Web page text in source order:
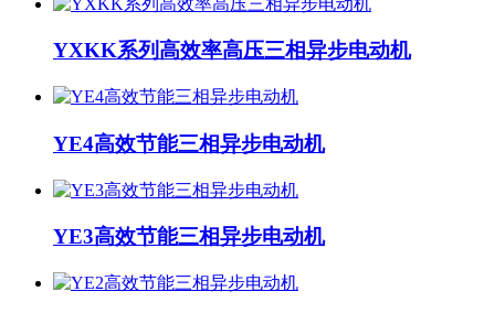
YXKK系列高效率高压三相异步电动机
YE4高效节能三相异步电动机
YE3高效节能三相异步电动机